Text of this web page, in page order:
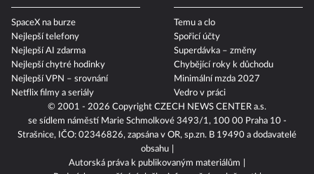
© 2001 - 2026 Copyright CZECH NEWS CENTER a.s.
se sídlem náměstí Marie Schmolkové 3493/1, 100 00 Praha 10 -
Strašnice, IČO: 02346826, zapsána v OR, sp.zn. B 19490 a dodavatelé
obsahu
Autorská práva k publikovaným materiálům
SpaceX na burze
Nejlepší telefony
Nejlepší AI zdarma
Nejlepší chytré hodinky
Nejlepší VPN – srovnání
Netflix filmy a seriály
Temu a clo
Spořicí účty
Superdávka – změny
Chybějící roky k důchodu
Minimální mzda 2027
Vedro v práci